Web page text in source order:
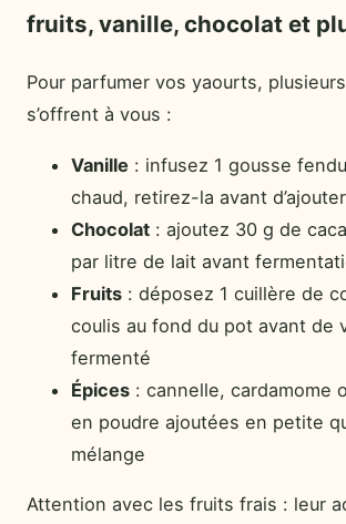
fruits, vanille, chocolat et
Pour parfumer vos yaourts,
s’offrent à vous :
Vanille : infusez 1 gousse
chaud, retirez-la avant
Chocolat : ajoutez 30 g de
par litre de lait avant
Fruits : déposez 1 cuillère de
coulis au fond du pot avant de
fermenté
Épices : cannelle, cardamome
en poudre ajoutées en petite
mélange
Attention avec les fruits frais : leur